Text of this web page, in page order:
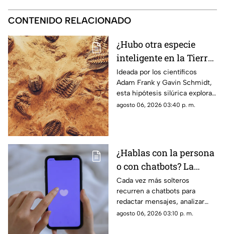
CONTENIDO RELACIONADO
¿Hubo otra especie
inteligente en la Tierra
antes que nosotros? Lo
que dice la ciencia
sobre la hipótesis
silúrica
Ideada por los científicos
Adam Frank y Gavin Schmidt,
esta hipótesis silúrica explora
si una sociedad tecnológica
agosto 06, 2026 03:40 p. m.
¿Hablas con la persona
o con chatbots? La
verdad sobre el
‘Chatfishing’ en el
coqueteo digital
Cada vez más solteros
recurren a chatbots para
redactar mensajes, analizar
perfiles y coquetear en
agosto 06, 2026 03:10 p. m.